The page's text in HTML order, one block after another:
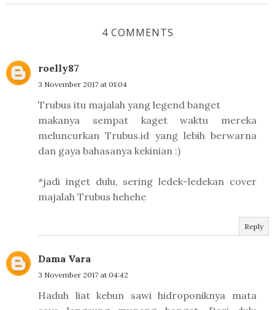
4 COMMENTS
roelly87
3 November 2017 at 01:04
Trubus itu majalah yang legend banget
makanya sempat kaget waktu mereka
meluncurkan Trubus.id yang lebih berwarna
dan gaya bahasanya kekinian :)
*jadi inget dulu, sering ledek-ledekan cover
majalah Trubus hehehe
Reply
Dama Vara
3 November 2017 at 04:42
Haduh liat kebun sawi hidroponiknya mata